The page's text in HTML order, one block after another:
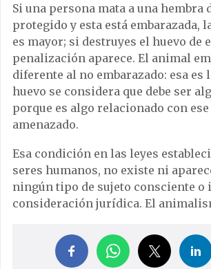
Si una persona mata a una hembra
protegido y esta está embarazada,
es mayor; si destruyes el huevo de
penalización aparece. El animal
diferente al no embarazado: esa es
huevo se considera que debe ser
porque es algo relacionado con
amenazado.
Esa condición en las leyes
seres humanos, no existe ni
ningún tipo de sujeto consciente o
consideración jurídica. El